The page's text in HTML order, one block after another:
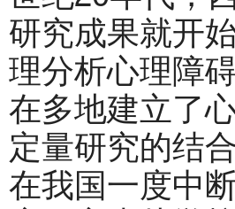
研究成果就开
理分析心理障
在多地建立了
定量研究的结
在我国一度中